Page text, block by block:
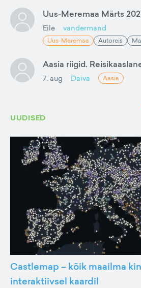
Uus-Meremaa Märts
Eile vandermand
Uus-Meremaa Autoreis
Aasia riigid.
7. aug Daiva Aasia
UUDISED
Castlemap – kõik maailma
interaktiivsel kaardil